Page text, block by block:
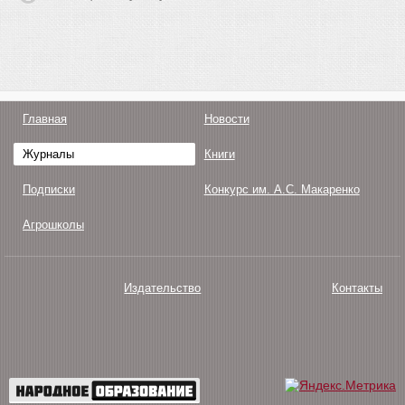
Главная Новости
Журналы Книги
Подписки Конкурс им. А.С. Макаренко
Агрошколы
Издательство Контакты